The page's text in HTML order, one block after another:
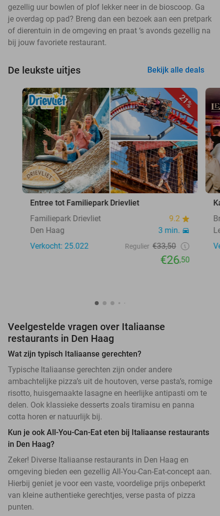
gezellig uur bowlen of plof lekker neer in de bioscoop. Ga
je overdag op pad? Breng dan een bezoek aan een pretpark
of dierentuin in de omgeving en praat ‘s avonds gezellig na
bij jouw favoriete restaurant.
De leukste uitjes Bekijk alle deals
21%
Entree tot Familiepark Drievliet
Familiepark Drievliet
9.2
Den Haag
3 min.
Verkocht: 25.022
Regulier €33,50
€26,50
Veelgestelde vragen over Italiaanse
restaurants in Den Haag
Wat zijn typisch Italiaanse gerechten?
Typische Italiaanse gerechten zijn onder andere
ambachtelijke pizza’s uit de houtoven, verse pasta’s, romige
risotto, huisgemaakte lasagne en heerlijke antipasti om te
delen. Ook klassieke desserts zoals tiramisu en panna
cotta horen er natuurlijk bij.
Kun je ook All-You-Can-Eat eten bij Italiaanse restaurants
in Den Haag?
Zeker! Diverse Italiaanse restaurants in Den Haag en
omgeving bieden een gezellig All-You-Can-Eat-concept aan.
Hierbij geniet je voor een vaste, voordelige prijs onbeperkt
van kleine authentieke gerechtjes, verse pasta of pizza
punten.